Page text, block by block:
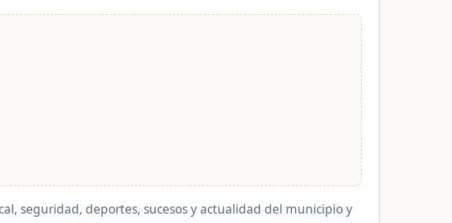
seguridad, deportes, sucesos y actualidad del municipio y